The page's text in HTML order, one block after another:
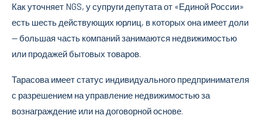
Как уточняет NGS, у супруги депутата от «Единой России»
есть шесть действующих юрлиц, в которых она имеет доли
— большая часть компаний занимаются недвижимостью
или продажей бытовых товаров.
Тарасова имеет статус индивидуального предпринимателя
с разрешением на управление недвижимостью за
вознаграждение или на договорной основе.